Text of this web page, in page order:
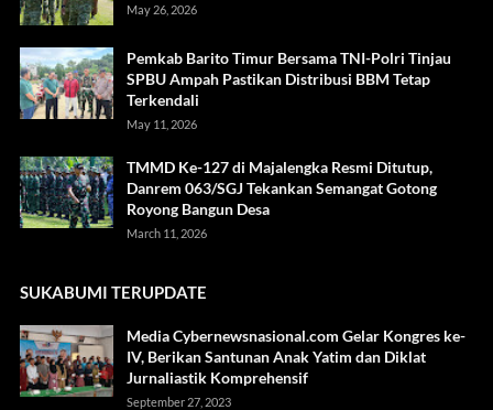
May 26, 2026
Pemkab Barito Timur Bersama TNI-Polri Tinjau
SPBU Ampah Pastikan Distribusi BBM Tetap
Terkendali
May 11, 2026
TMMD Ke-127 di Majalengka Resmi Ditutup,
Danrem 063/SGJ Tekankan Semangat Gotong
Royong Bangun Desa
March 11, 2026
SUKABUMI TERUPDATE
Media Cybernewsnasional.com Gelar Kongres ke-
IV, Berikan Santunan Anak Yatim dan Diklat
Jurnaliastik Komprehensif
September 27, 2023